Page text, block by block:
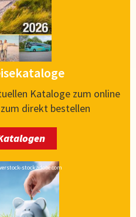
Kataloge zum online
direkt bestellen
stock.adobe.com